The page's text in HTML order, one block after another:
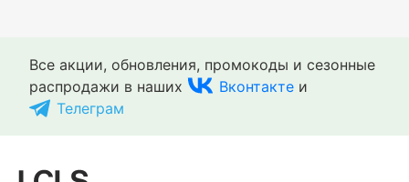
Все акции, обновления, промокоды и сезонные
распродажи в наших
Вконтакте и
Телеграм